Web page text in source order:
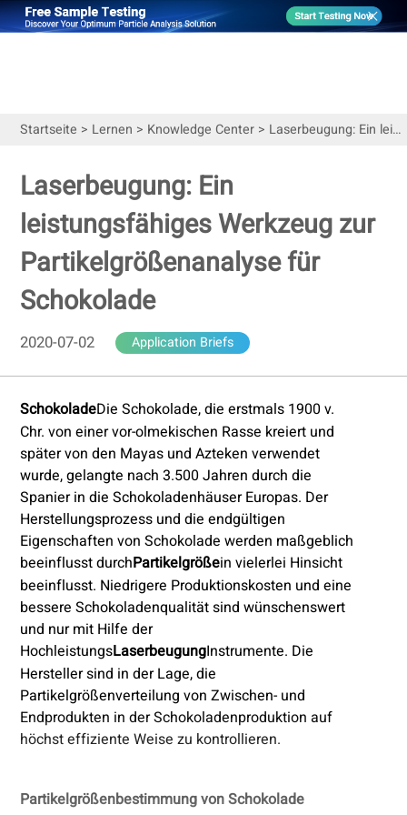
Startseite > Lernen > Knowledge Center> Laserbeugung: Ein leistungsfähiges Werkzeug zur Partikelgrößenanalyse für Schokolade
Laserbeugung: Ein
leistungsfähiges Werkzeug zur
Partikelgrößenanalyse für
Schokolade
2020-07-02 Application Briefs
SchokoladeDie Schokolade, die erstmals 1900 v.
Chr. von einer vor-olmekischen Rasse kreiert und
später von den Mayas und Azteken verwendet
wurde, gelangte nach 3.500 Jahren durch die
Spanier in die Schokoladenhäuser Europas. Der
Herstellungsprozess und die endgültigen
Eigenschaften von Schokolade werden maßgeblich
beeinflusst durchPartikelgrößein vielerlei Hinsicht
beeinflusst. Niedrigere Produktionskosten und eine
bessere Schokoladenqualität sind wünschenswert
und nur mit Hilfe der
HochleistungsLaserbeugungInstrumente. Die
Hersteller sind in der Lage, die
Partikelgrößenverteilung von Zwischen- und
Endprodukten in der Schokoladenproduktion auf
höchst effiziente Weise zu kontrollieren.
Partikelgrößenbestimmung von Schokolade